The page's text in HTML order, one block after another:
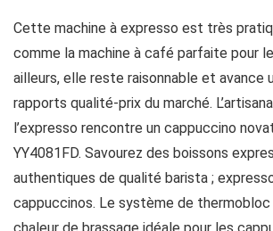
Cette machine à expresso est très
comme la machine à café parfaite pour
ailleurs, elle reste raisonnable et avance
rapports qualité-prix du marché.
l’expresso rencontre un cappuccino
YY4081FD. Savourez des boissons
authentiques de qualité barista ;
cappuccinos. Le système de thermobloc